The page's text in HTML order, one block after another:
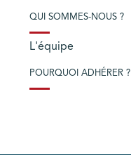
QUI SOMMES-NOUS ?
L'équipe
POURQUOI ADHÉRER ?